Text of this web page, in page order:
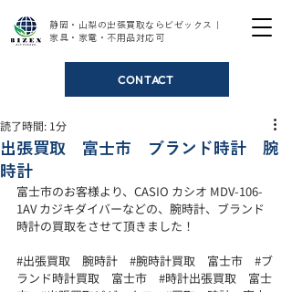
静岡・山梨の出張買取ならビゼックス｜
家具・家電・不用品対応可
CONTACT
出張買取 富士市 ブランド時計 腕
時計
読了時間: 1分
富士市のお客様より、CASIO カシオ MDV-106-
1AV カジキダイバーなどの、腕時計、ブランド
時計の買取をさせて頂きました！
#出張買取 腕時計 #腕時計買取 富士市 #ブ
ランド時計買取 富士市 #時計出張買取 富士